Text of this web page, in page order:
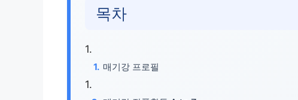
목차
매기강 프로필